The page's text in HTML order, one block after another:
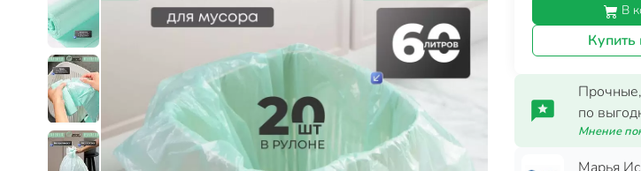
В
Купить
по
Мнение